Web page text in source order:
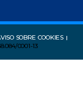
SOBRE COOKIES
0001-13